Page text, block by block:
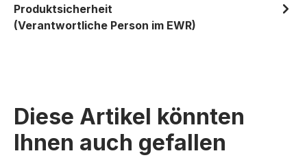
Produktsicherheit
(Verantwortliche Person im EWR)
Diese Artikel könnten
Ihnen auch gefallen